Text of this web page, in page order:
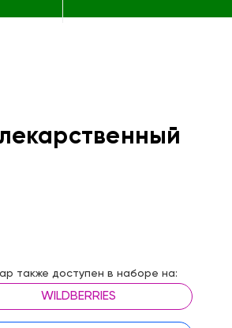
также доступен в наборе на:
WILDBERRIES